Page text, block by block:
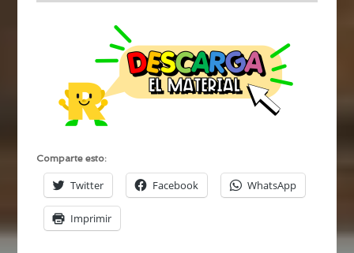
Comparte esto:
Twitter Facebook WhatsApp
Imprimir